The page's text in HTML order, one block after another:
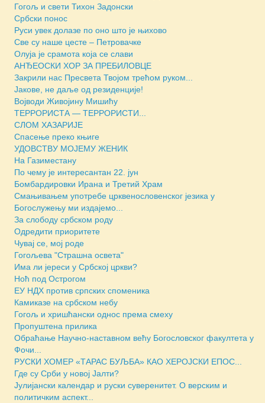
Гогољ и свети Тихон Задонски
Србски понос
Руси увек долазе по оно што је њихово
Све су наше цесте – Петровачке
Олуја је срамота која се слави
АНЂЕОСКИ ХОР ЗА ПРЕБИЛОВЦЕ
Закрили нас Пресвета Твојом трећом руком...
Јакове, не даље од резиденције!
Војводи Живојину Мишићу
ТЕРРОРИСТА — ТЕРРОРИСТИ...
СЛОМ ХАЗАРИЈЕ
Спасење преко књиге
УДОВСТВУ МОЈЕМУ ЖЕНИК
На Газиместану
По чему је интересантан 22. јун
Бомбардировки Ирана и Третий Храм
Смањивањем употребе црквенословенског језика у
Богослужењу ми издајемо...
За слободу србском роду
Одредити приоритете
Чувај се, мој роде
Гогољева "Страшна освета"
Има ли јереси у Србској цркви?
Ноћ под Острогом
ЕУ НДХ против српских споменика
Камиказе на србском небу
Гогољ и хришћански однос према смеху
Пропуштена прилика
Обраћање Научно-наставном већу Богословског факултета у
Фочи...
РУСКИ ХОМЕР «ТАРАС БУЉБА» КАО ХЕРОЈСКИ ЕПОС...
Где су Срби у новој Јалти?
Јулијански календар и руски суверенитет. О верским и
политичким аспект...